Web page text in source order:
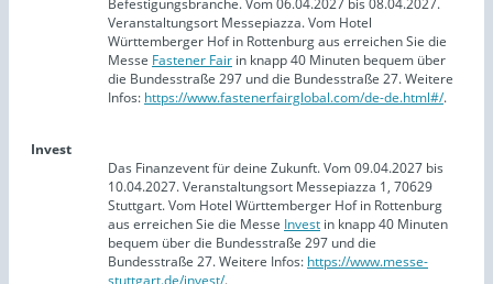
Veranstaltungsort Messepiazza. Vom Hotel
Württemberger Hof in Rottenburg aus erreichen Sie die
Messe Fastener Fair in knapp 40 Minuten bequem über
die Bundesstraße 297 und die Bundesstraße 27. Weitere
Infos: https://www.fastenerfairglobal.com/de-de.html#/.
Invest
Das Finanzevent für deine Zukunft. Vom 09.04.2027 bis
10.04.2027. Veranstaltungsort Messepiazza 1, 70629
Stuttgart. Vom Hotel Württemberger Hof in Rottenburg
aus erreichen Sie die Messe Invest in knapp 40 Minuten
bequem über die Bundesstraße 297 und die
Bundesstraße 27. Weitere Infos: https://www.messe-
stuttgart.de/invest/.